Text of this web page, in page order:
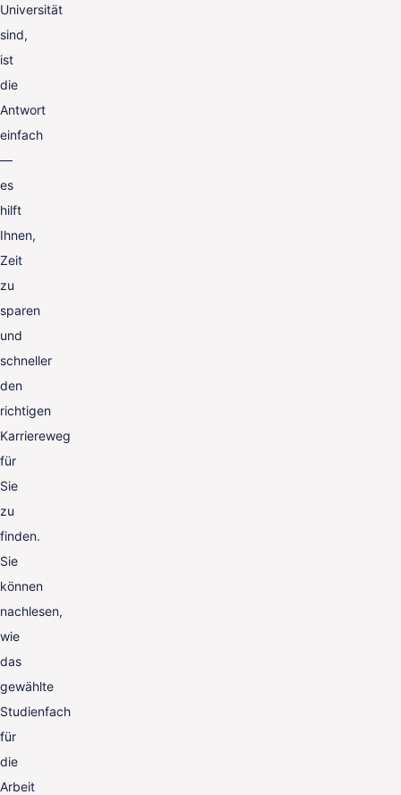
Universität
sind,
ist
die
Antwort
einfach
—
es
hilft
Ihnen,
Zeit
zu
sparen
und
schneller
den
richtigen
Karriereweg
für
Sie
zu
finden.
Sie
können
nachlesen,
wie
das
gewählte
Studienfach
für
die
Arbeit